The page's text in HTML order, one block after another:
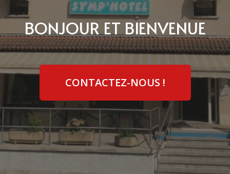
BONJOUR ET BIENVENUE
CONTACTEZ-NOUS !